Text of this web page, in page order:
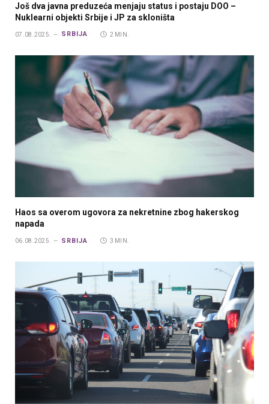
Još dva javna preduzeća menjaju status i postaju DOO –
Nuklearni objekti Srbije i JP za skloništa
07.08.2025. SRBIJA 2 MIN.
Haos sa overom ugovora za nekretnine zbog hakerskog
napada
06.08.2025. SRBIJA 3 MIN.